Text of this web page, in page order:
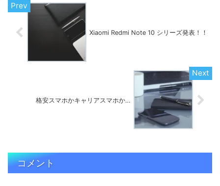
Xiaomi Redmi Note 10 シリーズ発表！！
格安スマホかキャリアスマホか…
コメント